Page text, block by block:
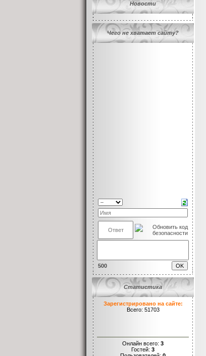
Новости
Чего не хватает сайту?
500
Статистика
Зарегистрировано на сайте:
Всего: 51703
Онлайн всего: 3
Гостей: 3